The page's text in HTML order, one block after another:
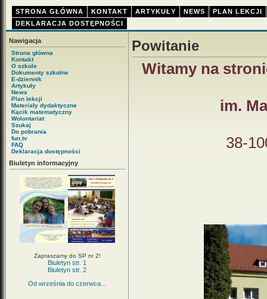
STRONA GŁÓWNA KONTAKT ARTYKUŁY NEWS
PLAN LEKCJI
DEKLARACJA DOSTĘPNOŚCI
Nawigacja
Strona główna
Kontakt
O szkole
Dokumenty szkolne
E-dziennik
Artykuły
News
Plan lekcji
Materiały dydaktyczne
Kącik matematyczny
Wolontariat
Szukaj
Do pobrania
fun.tv
FAQ
Deklaracja dostępności
Biuletyn informacyjny
Zapraszamy do SP nr 2!
Biuletyn str. 1
Biuletyn str. 2
Od września do czerwca...
Powitanie
Witamy na
im.
38-